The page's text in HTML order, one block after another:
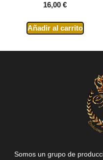
16,00 €
Añadir al carrito
Somos un grupo de